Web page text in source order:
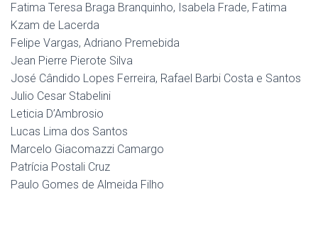
Fatima Teresa Braga Branquinho, Isabela Frade, Fatima
Kzam de Lacerda
Felipe Vargas, Adriano Premebida
Jean Pierre Pierote Silva
José Cândido Lopes Ferreira, Rafael Barbi Costa e Santos
Julio Cesar Stabelini
Leticia D’Ambrosio
Lucas Lima dos Santos
Marcelo Giacomazzi Camargo
Patrícia Postali Cruz
Paulo Gomes de Almeida Filho